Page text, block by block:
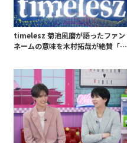
timelesz 菊池風磨が語ったファン
ネームの意味を木村拓哉が絶賛「考